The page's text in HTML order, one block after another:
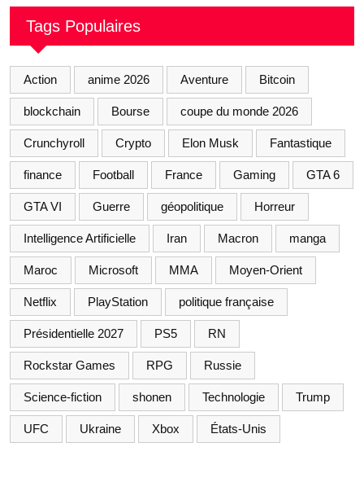
Tags Populaires
Action anime 2026 Aventure Bitcoin
blockchain Bourse coupe du monde 2026
Crunchyroll Crypto Elon Musk Fantastique
finance Football France Gaming GTA 6
GTA VI Guerre géopolitique Horreur
Intelligence Artificielle Iran Macron manga
Maroc Microsoft MMA Moyen-Orient
Netflix PlayStation politique française
Présidentielle 2027 PS5 RN
Rockstar Games RPG Russie
Science-fiction shonen Technologie Trump
UFC Ukraine Xbox États-Unis